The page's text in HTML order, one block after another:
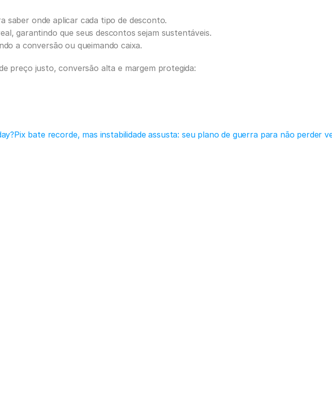
saber onde aplicar cada tipo de desconto.
garantindo que seus descontos sejam sustentáveis.
a conversão ou queimando caixa.
preço justo, conversão alta e margem protegida:
Pix bate recorde, mas instabilidade assusta: seu plano de guerra para não perder